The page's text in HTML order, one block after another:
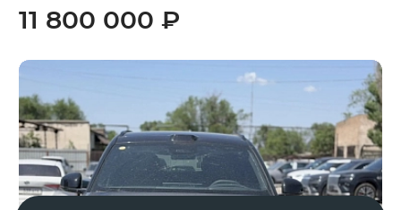
11 800 000 ₽